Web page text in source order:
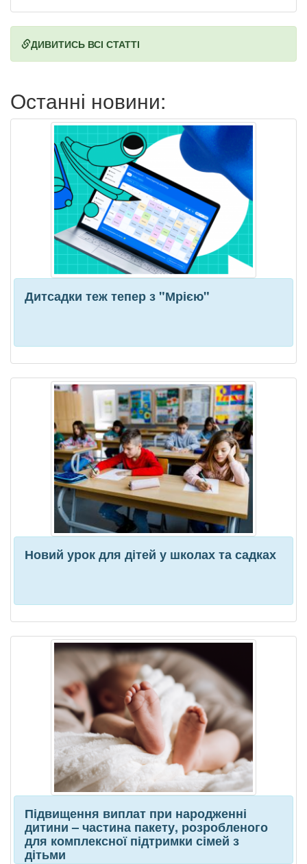
ДИВИТИСЬ ВСІ СТАТТІ
Останні новини:
Дитсадки теж тепер з "Мрією"
Новий урок для дітей у школах та садках
Підвищення виплат при народженні
дитини – частина пакету, розробленого
для комплексної підтримки сімей з
дітьми